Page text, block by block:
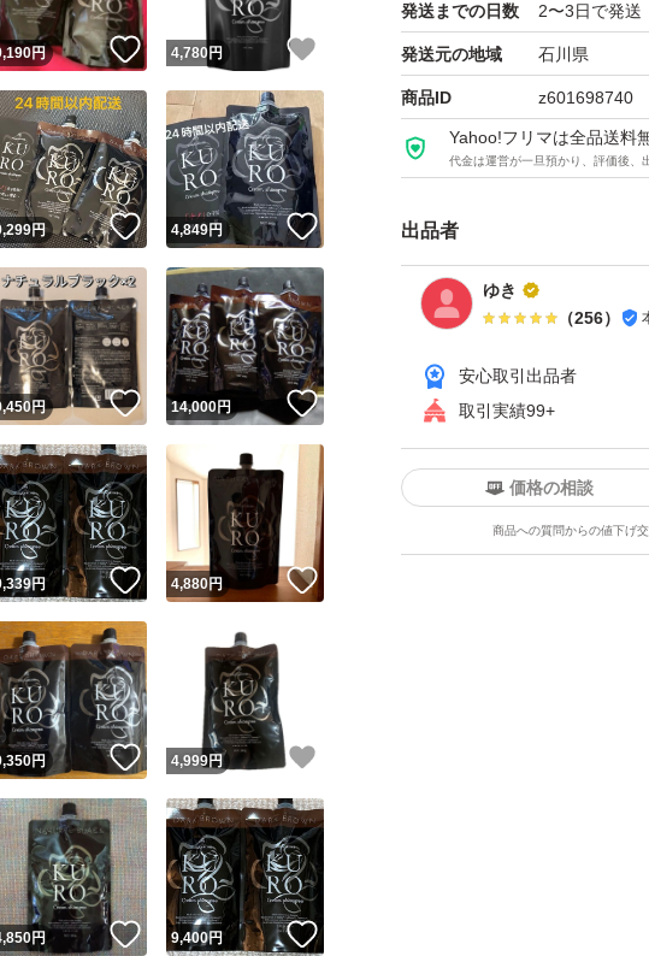
発送までの日数 2〜3日で発送
発送元の地域 石川県
商品ID z601698740
Yahoo!フリマは全品送料
代金は運営が一旦預かり、評価後、
出品者
ゆき
（256）
安心取引出品者
取引実績99+
ユーザーの実績について
フリマが定めた一定の基準を満たしたユーザーにバッジを付与しています
引出品者
安心取引出品者 Yahoo!フリマの基準をクリアした安心・安全なユーザーです
績
引実績◯+ このユーザーはYahoo!フリマの取引を完了させた実績があります
フリマ実績◯+ このユーザーは他フリマサービスでの取引実績があります
価格の相談
商品への質問からの値下げ
この商品の情報をコピーします
商品画像の無断転載は禁止されています
コピーは1商品につき1回です
出品ページへ
ね！
円 いいね！
4,780円
！円 いいね！
4,849円 いいね！
ね！
円 いいね！
14,000円 いいね！
ね！
円 いいね！
4,880円
！
円 いいね！
4,999円
ね！
円 いいね！
9,400円 いいね！